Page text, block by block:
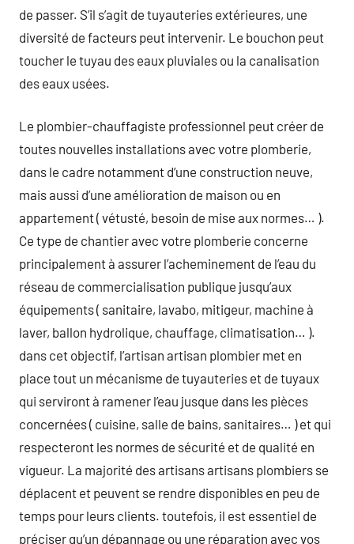
de passer. S’il s’agit de tuyauteries extérieures, une
diversité de facteurs peut intervenir. Le bouchon peut
toucher le tuyau des eaux pluviales ou la canalisation
des eaux usées.
Le plombier-chauffagiste professionnel peut créer de
toutes nouvelles installations avec votre plomberie,
dans le cadre notamment d’une construction neuve,
mais aussi d’une amélioration de maison ou en
appartement ( vétusté, besoin de mise aux normes… ).
Ce type de chantier avec votre plomberie concerne
principalement à assurer l’acheminement de l’eau du
réseau de commercialisation publique jusqu’aux
équipements ( sanitaire, lavabo, mitigeur, machine à
laver, ballon hydrolique, chauffage, climatisation… ).
dans cet objectif, l’artisan artisan plombier met en
place tout un mécanisme de tuyauteries et de tuyaux
qui serviront à ramener l’eau jusque dans les pièces
concernées ( cuisine, salle de bains, sanitaires… ) et qui
respecteront les normes de sécurité et de qualité en
vigueur. La majorité des artisans artisans plombiers se
déplacent et peuvent se rendre disponibles en peu de
temps pour leurs clients. toutefois, il est essentiel de
préciser qu’un dépannage ou une réparation avec vos